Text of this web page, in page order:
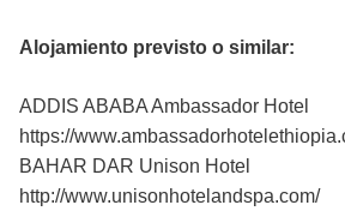
Alojamiento previsto o similar:
ADDIS ABABA Ambassador Hotel
https://
BAHAR DAR Unison Hotel
http://www.unisonhotelandspa.com/